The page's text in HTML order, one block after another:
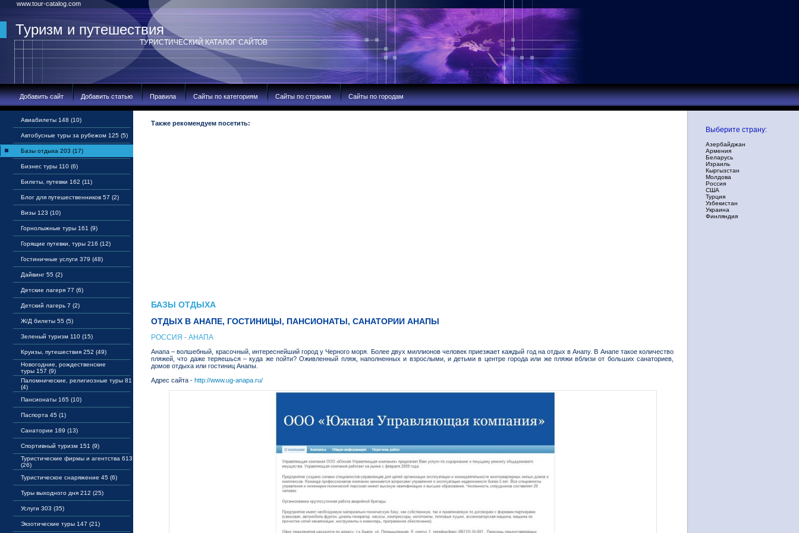
www.tour-catalog.com
Туризм и путешествия
ТУРИСТИЧЕСКИЙ КАТАЛОГ САЙТОВ
Добавить сайт Добавить статью Правила Сайты по категориям Сайты по странам Сайты по городам
Авиабилеты 148 (10)
Автобусные туры за рубежом 125 (5)
Базы отдыха 203 (17)
Бизнес туры 110 (6)
Билеты, путевки 162 (11)
Блог для путешественников 57 (2)
Визы 123 (10)
Горнолыжные туры 161 (9)
Горящие путевки, туры 216 (12)
Гостиничные услуги 379 (48)
Дайвинг 55 (2)
Детские лагеря 77 (6)
Детский лагерь 7 (2)
Ж/Д билеты 55 (5)
Зеленый туризм 110 (15)
Круизы, путешествия 252 (49)
Новогодние, рождественские
туры 157 (9)
Паломнические, религиозные туры 81
(4)
Пансионаты 165 (10)
Паспорта 45 (1)
Санатории 189 (13)
Спортивный туризм 151 (9)
Туристические фирмы и агентства 613
(26)
Туристическое снаряжение 45 (6)
Туры выходного дня 212 (25)
Услуги 303 (35)
Экзотические туры 147 (21)
Также рекомендуем посетить:
БАЗЫ ОТДЫХА
ОТДЫХ В АНАПЕ, ГОСТИНИЦЫ, ПАНСИОНАТЫ, САНАТОРИИ АНАПЫ
РОССИЯ - АНАПА
Анапа – волшебный, красочный, интереснейший город у Черного моря. Более двух миллионов человек приезжает каждый год на отдых в Анапу. В Анапе такое количество
пляжей, что даже теряешься – куда же пойти? Оживленный пляж, наполненных и взрослыми, и детьми в центре города или же пляжи вблизи от больших санаториев,
домов отдыха или гостиниц Анапы.
Адрес сайта - http://www.ug-anapa.ru/
Выберите страну:
Азербайджан
Армения
Беларусь
Израиль
Кыргызстан
Молдова
Россия
США
Турция
Узбекистан
Украина
Финляндия